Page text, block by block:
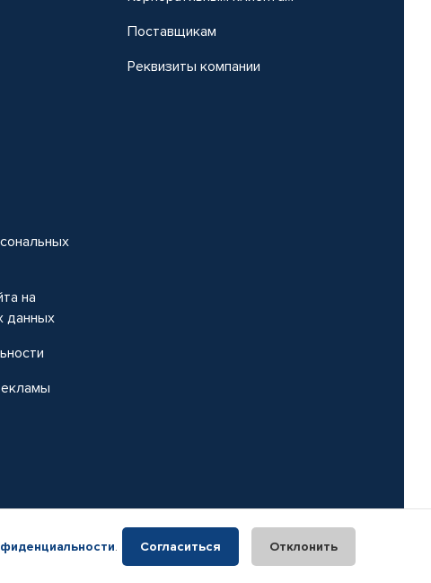
на
данных
Поставщикам
Реквизиты компании
. Согласиться Отклонить